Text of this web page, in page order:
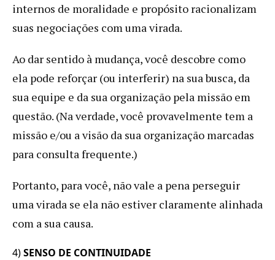
internos de moralidade e propósito racionalizam
suas negociações com uma virada.
Ao dar sentido à mudança, você descobre como
ela pode reforçar (ou interferir) na sua busca, da
sua equipe e da sua organização pela missão em
questão. (Na verdade, você provavelmente tem a
missão e/ou a visão da sua organização marcadas
para consulta frequente.)
Portanto, para você, não vale a pena perseguir
uma virada se ela não estiver claramente alinhada
com a sua causa.
4)SENSO DE CONTINUIDADE